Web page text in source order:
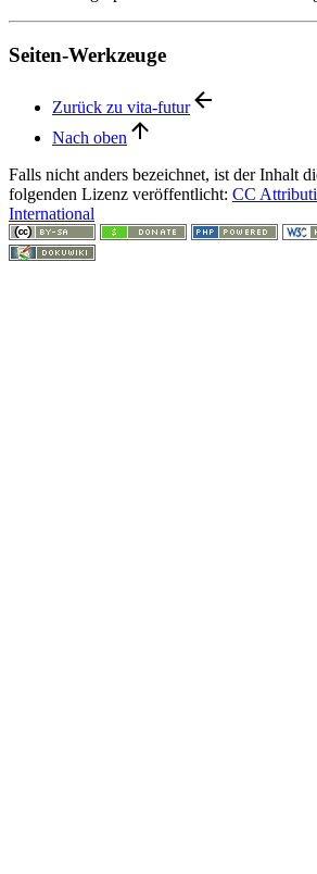
Seiten-Werkzeuge
Zurück zu vita-futur
Nach oben
Falls nicht anders bezeichnet, ist der Inhalt
folgenden Lizenz veröffentlicht: CC
International